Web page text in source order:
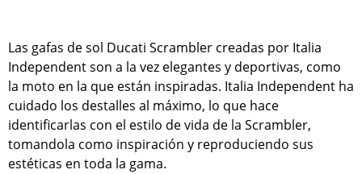
Las gafas de sol Ducati Scrambler creadas por Italia
Independent son a la vez elegantes y deportivas, como
la moto en la que están inspiradas. Italia Independent ha
cuidado los destalles al máximo, lo que hace
identificarlas con el estilo de vida de la Scrambler,
tomandola como inspiración y reproduciendo sus
estéticas en toda la gama.